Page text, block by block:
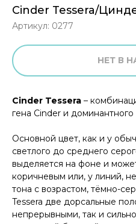
Cinder Tessera/
Артикул: 0277
НЕТ В
Cinder Tessera –
гена Cinder и доминантного
Основной цвет, как и у
светлого до среднего
выделяется на фоне и
коричневым или, у линий,
тона с возрастом, тёмно-
Tessera две дорсальные
непрерывными, так и